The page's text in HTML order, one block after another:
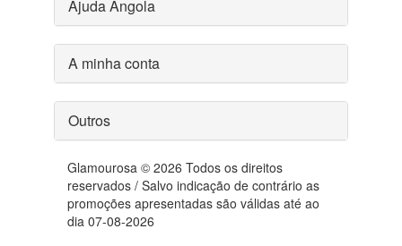
Ajuda Angola
A minha conta
Outros
Glamourosa © 2026 Todos os direitos
reservados / Salvo indicação de contrário as
promoções apresentadas são válidas até ao
dia 07-08-2026